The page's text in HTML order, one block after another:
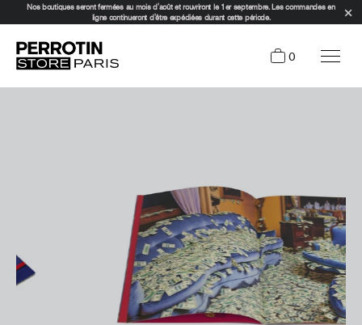
Nos boutiques seront fermées au mois d'août et rouvriront le 1er septembre. Les commandes en
ligne continueront d'être expédiées durant cette période.
0